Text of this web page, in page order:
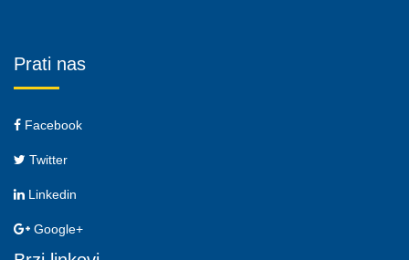
Prati nas
Facebook
Twitter
Linkedin
Google+